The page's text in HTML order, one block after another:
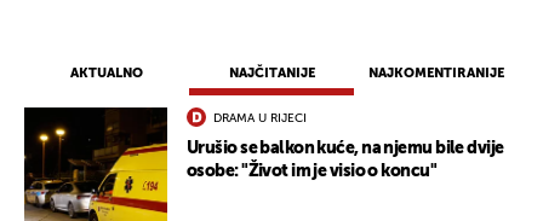
AKTUALNO NAJČITANIJE NAJKOMENTIRANIJE
DRAMA U RIJECI
Urušio se balkon kuće, na njemu bile dvije
osobe: "Život im je visio o koncu"